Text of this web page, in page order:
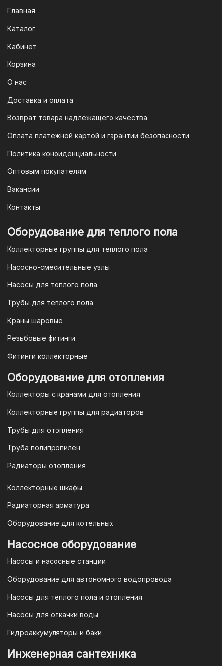
Мы следим за современными
систему быстрых платежей (СПБ).
предоставлен QR-код. Просто
доступен для большинства российских
3. Оплата по QR-коду
— это QR-код. После оформления
заказа мы предоставим вам
уникальный QR-код, который можно
приложении вашего банка. Это быстро,
удобно и безопасно.
юридических лиц
Для наших корпоративных клиентов
мы предлагаем безналичную оплату по
выставим вам счет, который можно
оплатить в течение 3 рабочих дней.
организаций и ИП необходимо
связаться с оптовым отделом
электронную почту
opt@mail.ru
Гарантия и условия гарантии
магазине "TIM-com Россия" Вы можете
быть уверены в том, что мы действуем
в рамках действующего
Законодательства Российской
Федерации и Ваши права, как
отопительной техники (котлы, газовые
монтажа, необходимо вызывать
Главная
Каталог
Кабинет
Корзина
О нас
Доставка и оплата
Возврат товара надлежащего качества
Оплата платежной картой и гарантии безопасности
Политика конфиденциальности
Оптовым покупателям
Вакансии
Контакты
Оборудование для теплого пола
Коллекторные группы для теплого пола
Насосно-смесительные узлы
Насосы для теплого пола
Трубы для теплого пола
Краны шаровые
Резьбовые фитинги
Фитинги коллекторные
Оборудование для отопления
Коллекторы с кранами для отопления
Коллекторные группы для радиаторов
Трубы для отопления
Труба полипропилен
Радиаторы отопления
Коллекторные шкафы
Радиаторная арматура
Оборудование для котельных
Насосное оборудование
Насосы и насосные станции
Оборудование для автономного водопровода
Насосы для теплого пола и отопления
Насосы для откачки воды
Гидроаккумуляторы и баки
Инженерная сантехника